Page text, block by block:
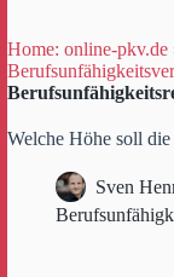
Home: online-pkv.de
Welche Höhe soll
Sven